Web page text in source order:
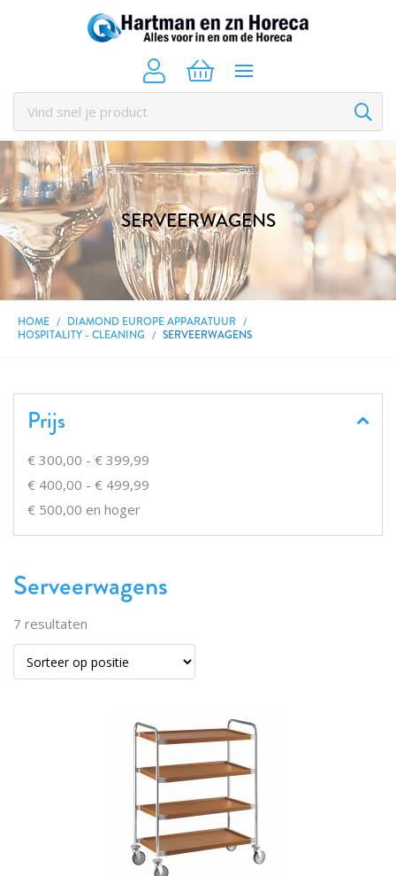
SERVEERWAGENS
HOME
DIAMOND EUROPE APPARATUUR
HOSPITALITY - CLEANING
SERVEERWAGENS
Serveerwagens
7 resultaten
Prijs
€ 300,00 - € 399,99
€ 400,00 - € 499,99
€ 500,00 en hoger